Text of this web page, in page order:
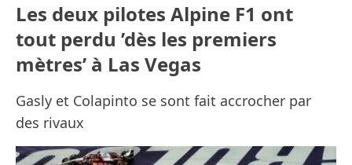
Les deux pilotes Alpine F1 ont
tout perdu ’dès les premiers
mètres’ à Las Vegas
Gasly et Colapinto se sont fait accrocher par
des rivaux